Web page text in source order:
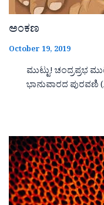
ಅಂಕಣ
October 19, 2019
ಮುಟ್ಟು! ಚಂದ್ರಪ್ರಭ
ಭಾನುವಾರದ ಪುರವಣಿ